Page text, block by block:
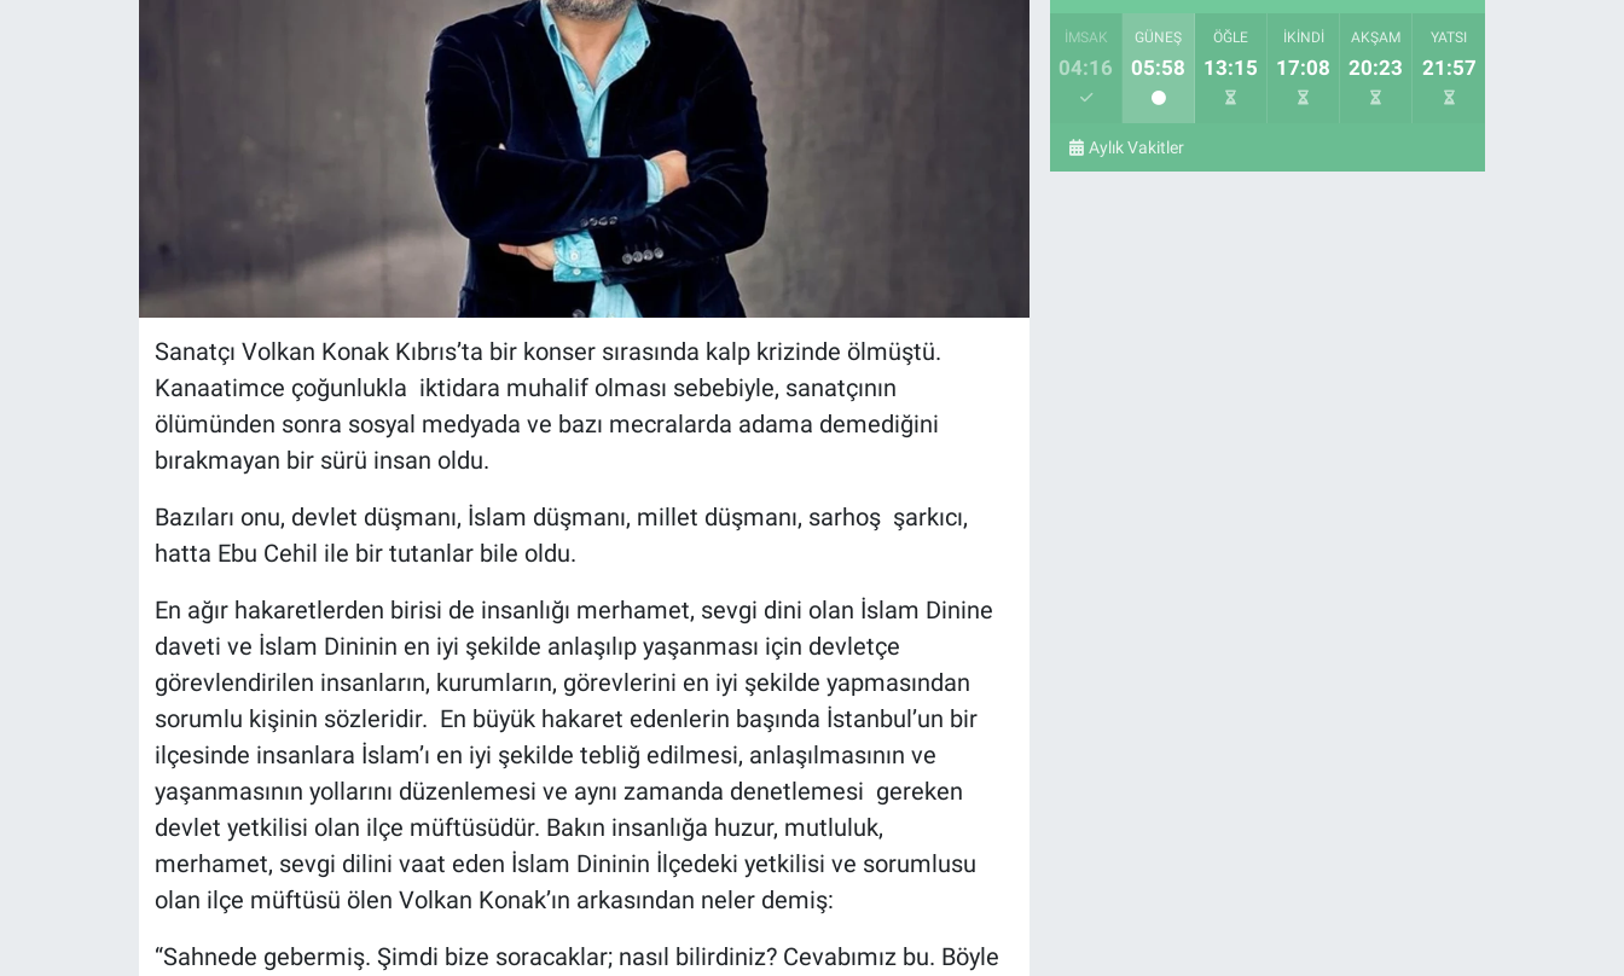
Sanatçı Volkan Konak Kıbrıs’ta bir konser sırasında kalp krizinde ölmüştü.
Kanaatimce çoğunlukla iktidara muhalif olması sebebiyle, sanatçının
ölümünden sonra sosyal medyada ve bazı mecralarda adama demediğini
bırakmayan bir sürü insan oldu.
Bazıları onu, devlet düşmanı, İslam düşmanı, millet düşmanı, sarhoş şarkıcı,
hatta Ebu Cehil ile bir tutanlar bile oldu.
En ağır hakaretlerden birisi de insanlığı merhamet, sevgi dini olan İslam Dinine
daveti ve İslam Dininin en iyi şekilde anlaşılıp yaşanması için devletçe
görevlendirilen insanların, kurumların, görevlerini en iyi şekilde yapmasından
sorumlu kişinin sözleridir. En büyük hakaret edenlerin başında İstanbul’un bir
ilçesinde insanlara İslam’ı en iyi şekilde tebliğ edilmesi, anlaşılmasının ve
yaşanmasının yollarını düzenlemesi ve aynı zamanda denetlemesi gereken
devlet yetkilisi olan ilçe müftüsüdür. Bakın insanlığa huzur, mutluluk,
merhamet, sevgi dilini vaat eden İslam Dininin İlçedeki yetkilisi ve sorumlusu
olan ilçe müftüsü ölen Volkan Konak’ın arkasından neler demiş:
“Sahnede gebermiş. Şimdi bize soracaklar; nasıl bilirdiniz? Cevabımız bu. Böyle
İMSAK
04:16
GÜNEŞ
05:58
ÖĞLE
13:15
İKINDI
17:08
AKŞAM
20:23
YATSI
21:57
Aylık Vakitler